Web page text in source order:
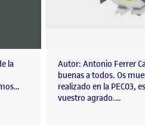
la
Autor: Antonio Ferrer
buenas a todos. Os
realizado en la PEC03,
vuestro agrado.…